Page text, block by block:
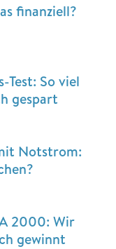
finanziell?
So viel
gespart
Notstrom:
2000: Wir
gewinnt